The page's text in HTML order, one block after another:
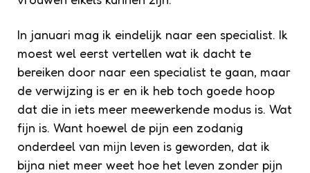
In januari mag ik eindelijk naar een specialist. Ik
moest wel eerst vertellen wat ik dacht te
bereiken door naar een specialist te gaan, maar
de verwijzing is er en ik heb toch goede hoop
dat die in iets meer meewerkende modus is. Wat
fijn is. Want hoewel de pijn een zodanig
onderdeel van mijn leven is geworden, dat ik
bijna niet meer weet hoe het leven zonder pijn